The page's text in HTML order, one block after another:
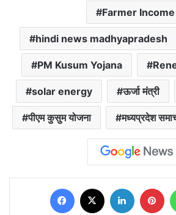
Farmer Income
hindi news madhyapradesh
PM Kusum Yojana
solar energy ऊर्जा मंत्री
पीएम कुसुम योजना मध्यप्रदेश
Facebook LinkedIn